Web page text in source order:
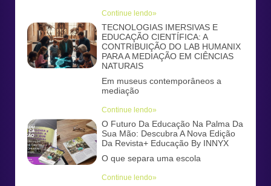
Continue lendo»
TECNOLOGIAS IMERSIVAS E
EDUCAÇÃO CIENTÍFICA: A
CONTRIBUIÇÃO DO LAB HUMANIX
PARA A MEDIAÇÃO EM CIÊNCIAS
NATURAIS
Em museus contemporâneos a
mediação
Continue lendo»
O Futuro Da Educação Na Palma Da
Sua Mão: Descubra A Nova Edição
Da Revista+ Educação By INNYX
O que separa uma escola
Continue lendo»